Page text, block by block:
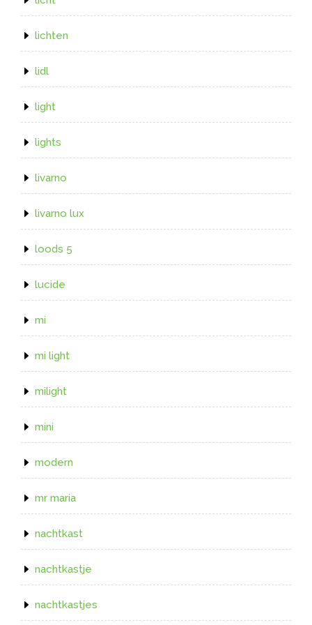
lichten
lidl
light
lights
livarno
livarno lux
loods 5
lucide
mi
mi light
milight
mini
modern
mr maria
nachtkast
nachtkastje
nachtkastjes